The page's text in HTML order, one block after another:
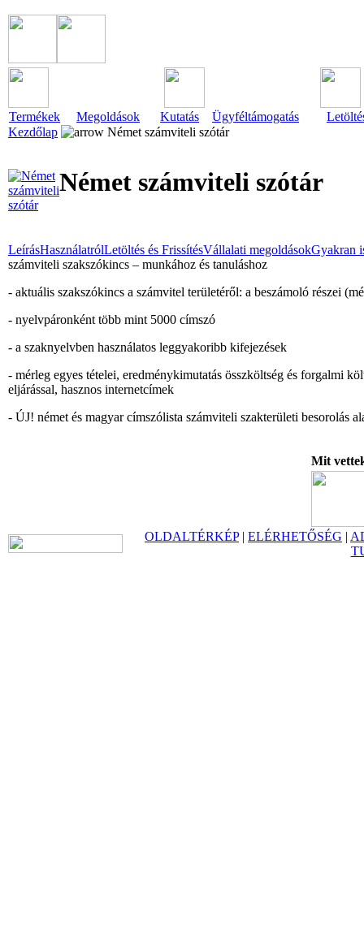
Termékek Megoldások Kutatás Ügyféltámogatás
Kezdőlap
Német számviteli szótár
Német számviteli szótár
LeírásHasználatrólLetöltés és FrissítésVállalati megoldásokGyakran
számviteli szakszókincs – munkához és tanuláshoz
- aktuális szakszókincs a számvitel területéről: a beszámoló részei
- nyelvpáronként több mint 5000 címszó
- a szaknyelvben használatos leggyakoribb kifejezések
- mérleg egyes tételei, eredménykimutatás összköltség és forgalmi
eljárással, hasznos internetcímek
- ÚJ! német és magyar címszólista számviteli szakterületi besorolás
Mit
OLDALTÉRKÉP| ELÉRHETŐSÉG |